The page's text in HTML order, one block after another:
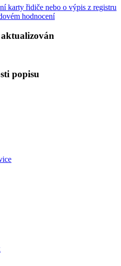
karty řidiče nebo o výpis z registru
hodnocení
popisu